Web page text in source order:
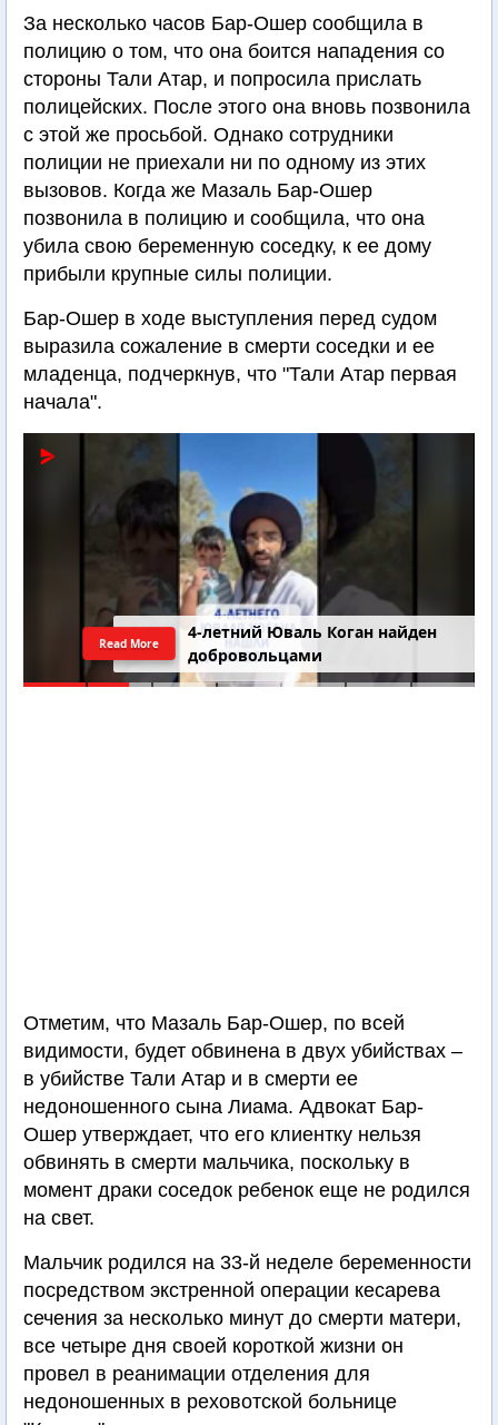
За несколько часов Бар-Ошер сообщила в
полицию о том, что она боится нападения со
стороны Тали Атар, и попросила прислать
полицейских. После этого она вновь позвонила
с этой же просьбой. Однако сотрудники
полиции не приехали ни по одному из этих
вызовов. Когда же Мазаль Бар-Ошер
позвонила в полицию и сообщила, что она
убила свою беременную соседку, к ее дому
прибыли крупные силы полиции.
Бар-Ошер в ходе выступления перед судом
выразила сожаление в смерти соседки и ее
младенца, подчеркнув, что "Тали Атар первая
начала".
4-летний Юваль Коган найден
добровольцами
Read More
Отметим, что Мазаль Бар-Ошер, по всей
видимости, будет обвинена в двух убийствах –
в убийстве Тали Атар и в смерти ее
недоношенного сына Лиама. Адвокат Бар-
Ошер утверждает, что его клиентку нельзя
обвинять в смерти мальчика, поскольку в
момент драки соседок ребенок еще не родился
на свет.
Мальчик родился на 33-й неделе беременности
посредством экстренной операции кесарева
сечения за несколько минут до смерти матери,
все четыре дня своей короткой жизни он
провел в реанимации отделения для
недоношенных в реховотской больнице